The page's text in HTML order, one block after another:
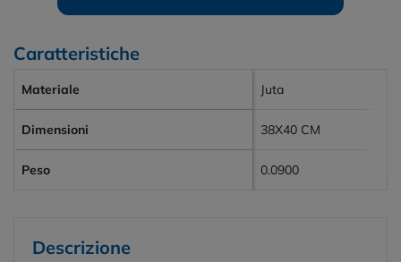
Caratteristiche
Materiale Juta
Dimensioni 38X40 CM
Peso 0.0900
Descrizione